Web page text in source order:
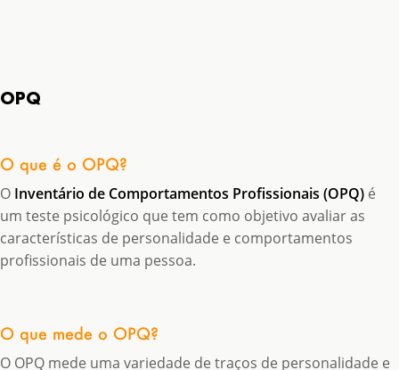
OPQ
O que é o OPQ?
O Inventário de Comportamentos Profissionais (OPQ) é
um teste psicológico que tem como objetivo avaliar as
características de personalidade e comportamentos
profissionais de uma pessoa.
O que mede o OPQ?
O OPQ mede uma variedade de traços de personalidade e